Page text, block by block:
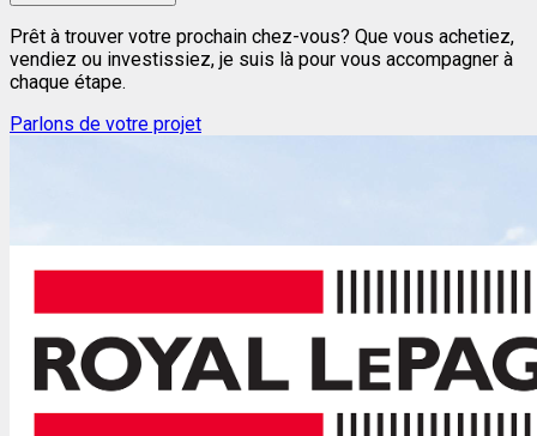
Prêt à trouver votre prochain chez-vous? Que vous achetiez,
vendiez ou investissiez, je suis là pour vous accompagner à
chaque étape.
Parlons de votre projet